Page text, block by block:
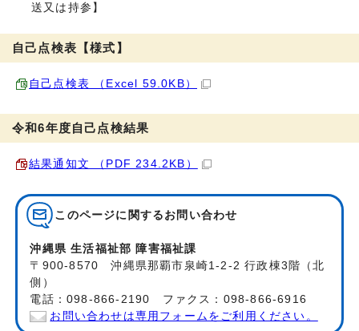
送又は持参】
自己点検表【様式】
自己点検表 （Excel 59.0KB）
令和6年度自己点検結果
結果通知文 （PDF 234.2KB）
このページに関する お問い合わせ
沖縄県 生活福祉部 障害福祉課
〒900-8570 沖縄県那覇市泉崎1-2-2 行政棟3階（北
側）
電話：098-866-2190 ファクス：098-866-6916
お問い合わせは専用フォームをご利用ください。